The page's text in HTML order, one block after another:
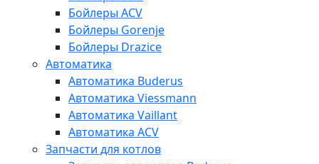
Бойлеры ACV
Бойлеры Gorenje
Бойлеры Drazice
Автоматика
Автоматика Buderus
Автоматика Viessmann
Автоматика Vaillant
Автоматика ACV
Запчасти для котлов